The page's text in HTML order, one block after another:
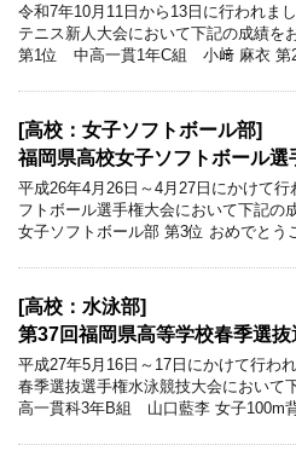
令和7年10月11日から13日に行われま
テニス新人大会において下記の成績を
第1位 中高一貫1年C組 小﨑 麻衣
[高校：女子ソフトボール部]
福岡県高校女子ソフトボール選
平成26年4月26日～4月27日にかけて
フトボール選手権大会において下記の
女子ソフトボール部 第3位 おめでとう
[高校：水泳部]
第37回福岡県高等学校春季選
平成27年5月16日～17日にかけて行わ
春季選抜選手権水泳競技大会において
高一貫科3年B組 山口藍李 女子